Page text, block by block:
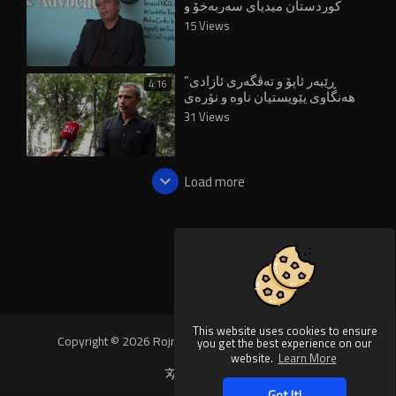
This website uses cookies to ensure
you get the best experience on our
website. Learn More
کوردستان میدیای سەربەخۆ و
ئازادی ڕۆژنامەوانی هەیە
15 Views
4:16 “ڕێبەر ئاپۆ و تەڤگەری ئازادی
هەنگاوی پێویستیان ناوە و نۆرەی
تورکیایە”31 Views
Load more
Copyright © 2026 Rojnews Video. All rights reserved.
Language